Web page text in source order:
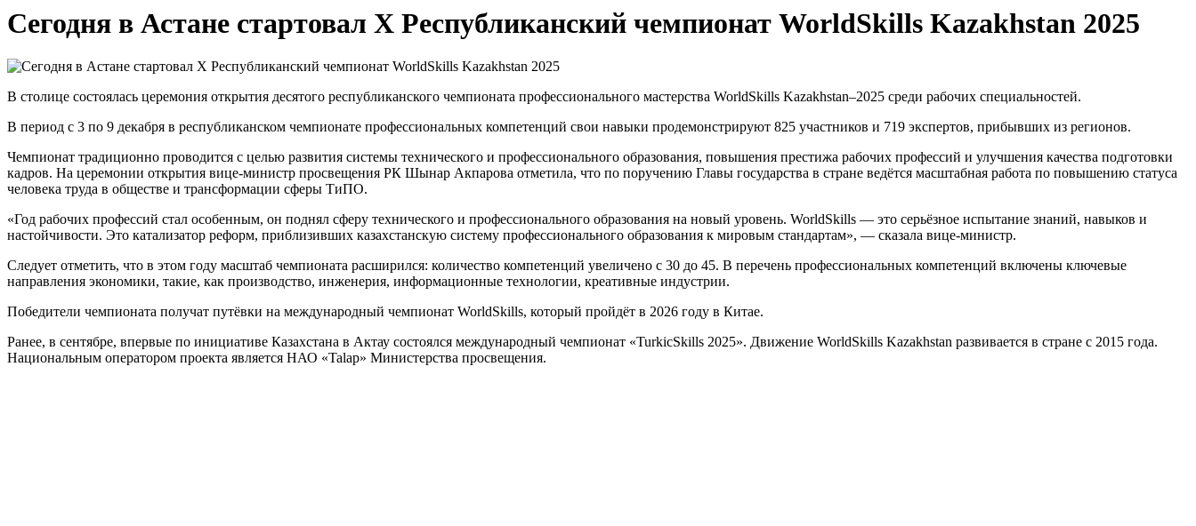
Сегодня в Астане стартовал X Республиканский чемпионат WorldSkills Kazakhstan 2025
В столице состоялась церемония открытия десятого республиканского чемпионата профессионального мастерства WorldSkills Kazakhstan–2025 среди рабочих специальностей.
В период с 3 по 9 декабря в республиканском чемпионате профессиональных компетенций свои навыки продемонстрируют 825 участников и 719 экспертов, прибывших из регионов.
Чемпионат традиционно проводится с целью развития системы технического и профессионального образования, повышения престижа рабочих профессий и улучшения качества подготовки
кадров. На церемонии открытия вице-министр просвещения РК Шынар Акпарова отметила, что по поручению Главы государства в стране ведётся масштабная работа по повышению статуса
человека труда в обществе и трансформации сферы ТиПО.
«Год рабочих профессий стал особенным, он поднял сферу технического и профессионального образования на новый уровень. WorldSkills — это серьёзное испытание знаний, навыков и
настойчивости. Это катализатор реформ, приблизивших казахстанскую систему профессионального образования к мировым стандартам», — сказала вице-министр.
Следует отметить, что в этом году масштаб чемпионата расширился: количество компетенций увеличено с 30 до 45. В перечень профессиональных компетенций включены ключевые
направления экономики, такие, как производство, инженерия, информационные технологии, креативные индустрии.
Победители чемпионата получат путёвки на международный чемпионат WorldSkills, который пройдёт в 2026 году в Китае.
Ранее, в сентябре, впервые по инициативе Казахстана в Актау состоялся международный чемпионат «TurkicSkills 2025». Движение WorldSkills Kazakhstan развивается в стране с 2015 года.
Национальным оператором проекта является НАО «Talap» Министерства просвещения.